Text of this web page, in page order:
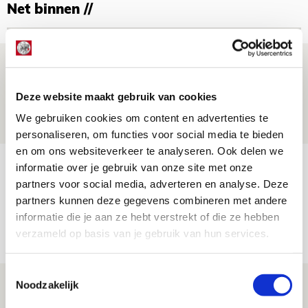
Deze website maakt gebruik van cookies
We gebruiken cookies om content en advertenties te
personaliseren, om functies voor social media te bieden
en om ons websiteverkeer te analyseren. Ook delen we
informatie over je gebruik van onze site met onze
partners voor social media, adverteren en analyse. Deze
partners kunnen deze gegevens combineren met andere
informatie die je aan ze hebt verstrekt of die ze hebben
verzameld op basis van je gebruik van hun services.
Noodzakelijk
Net binnen //
Brandt: ‘Ajax en Cruijff bleven door
NIEUWS
Míchel geeft blessure-update en
spreekt over Godts, Baas en
aanwinsten
07 AUGUSTUS 2026 - 14:13
Volop enthousiasme in fotoverslag van